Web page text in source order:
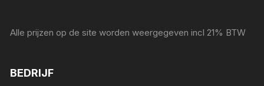
Alle prijzen op de site worden weergegeven incl 21% BTW
BEDRIJF